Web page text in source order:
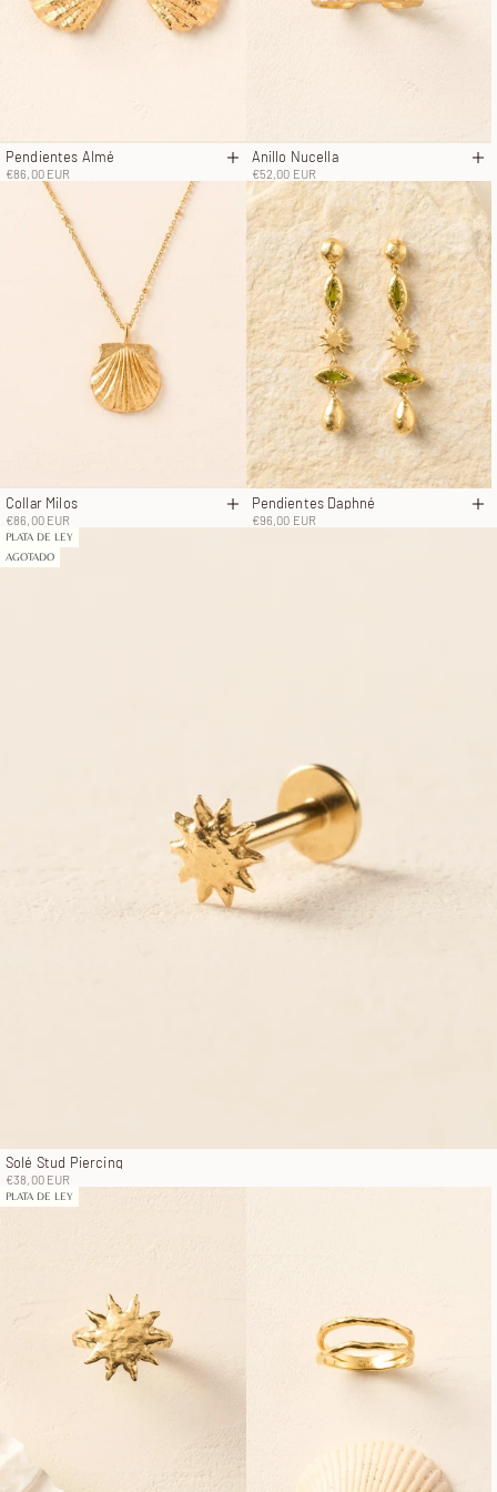
Pendientes Almé
Precio de oferta
€86,00 EUR Añadir a la cesta
Anillo Nucella
Precio de oferta
€52,00 EUR
Collar Milos
Precio de oferta
€86,00 EUR Añadir a la cesta
Pendientes Daphné
Precio de oferta
€96,00 EUR
PLATA DE LEY
AGOTADO
Solé Stud Piercing
Precio de oferta
€38,00 EUR
PLATA DE LEY